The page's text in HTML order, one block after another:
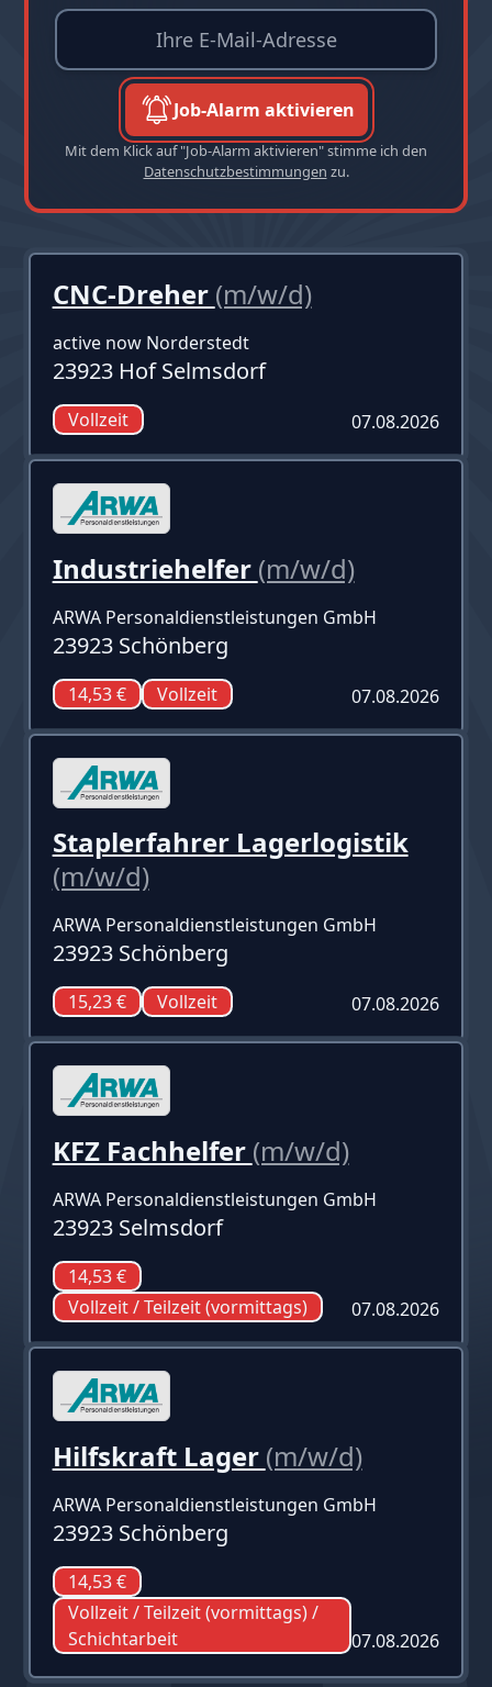
Job-Alarm aktivieren
Mit dem Klick auf "Job-Alarm aktivieren" stimme ich den
Datenschutzbestimmungen zu.
CNC-Dreher (m/w/d)
active now Norderstedt
23923 Hof Selmsdorf
Vollzeit 07.08.2026
Industriehelfer (m/w/d)
ARWA Personaldienstleistungen GmbH
23923 Schönberg
14,53 € Vollzeit 07.08.2026
Staplerfahrer Lagerlogistik
(m/w/d)
ARWA Personaldienstleistungen GmbH
23923 Schönberg
15,23 € Vollzeit 07.08.2026
KFZ Fachhelfer (m/w/d)
ARWA Personaldienstleistungen GmbH
23923 Selmsdorf
14,53 €
Vollzeit / Teilzeit (vormittags)
07.08.2026
Hilfskraft Lager (m/w/d)
ARWA Personaldienstleistungen GmbH
23923 Schönberg
14,53 €
Vollzeit / Teilzeit (vormittags) /
Schichtarbeit
07.08.2026